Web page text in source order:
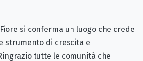
si conferma un luogo che crede
strumento di crescita e
tutte le comunità che